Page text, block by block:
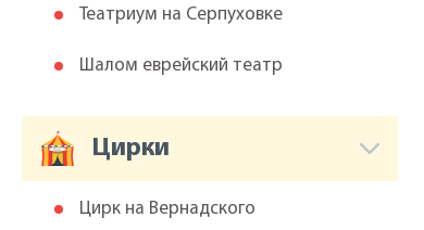
Театриум на Серпуховке
Шалом еврейский театр
Цирки
Цирк на Вернадского